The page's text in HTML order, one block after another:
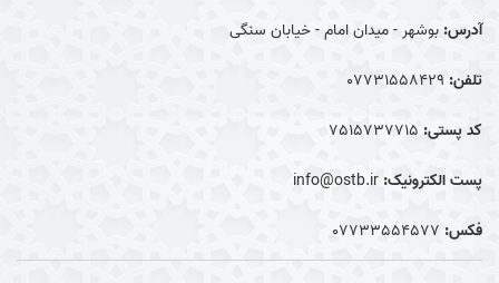
آدرس: بوشهر - میدان امام - خیابان سنگی
تلفن: 07731558429
کد پستی: 7515737715
پست الکترونیک: info@ostb.ir
فکس: 07733554577